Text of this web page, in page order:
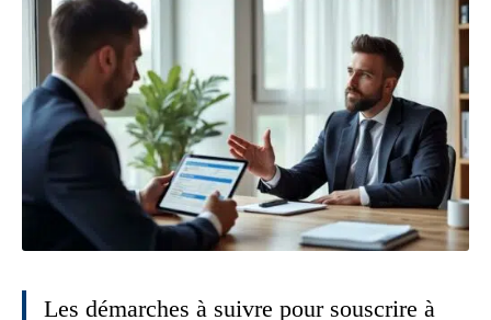
Les démarches à suivre pour souscrire à